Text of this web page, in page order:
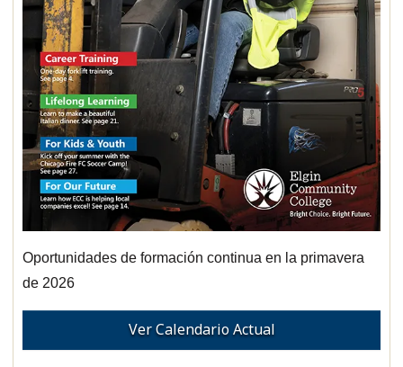
Oportunidades de formación continua en la primavera
de 2026
Ver Calendario Actual